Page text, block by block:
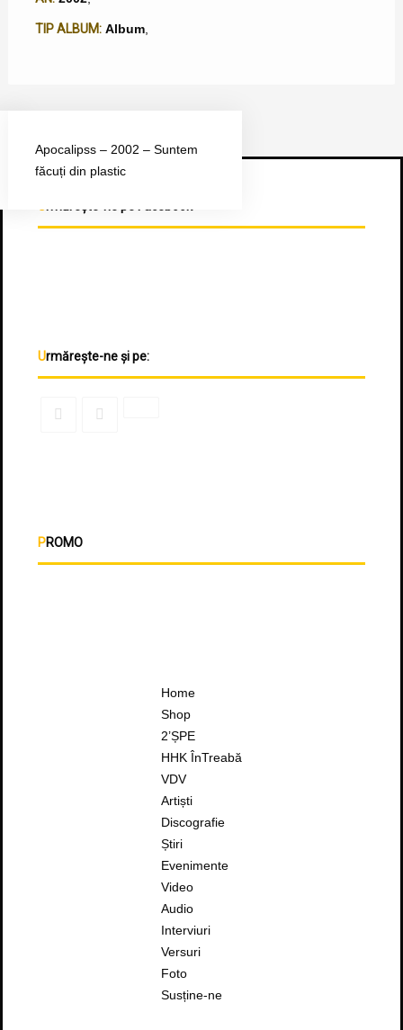
TIP ALBUM: Album,
Apocalipss – 2002 – Suntem
făcuți din plastic
Urmărește-ne și pe:
PROMO
Home
Shop
2’ȘPE
HHK ÎnTreabă
VDV
Artiști
Discografie
Știri
Evenimente
Video
Audio
Interviuri
Versuri
Foto
Susține-ne